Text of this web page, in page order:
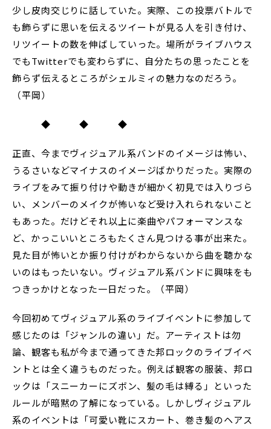
少し皮肉交じりに話していた。実際、この投票バトルで
も飾らずに思いを伝えるツイートが見る人を引き付け、
リツイートの数を伸ばしていった。場所がライブハウス
でもTwitterでも変わらずに、自分たちの思ったことを
飾らず伝えるところがシェルミィの魅力なのだろう。
（平岡）
◆ ◆ ◆
正直、今までヴィジュアル系バンドのイメージは怖い、
うるさいなどマイナスのイメージばかりだった。実際の
ライブをみて振り付けや動きが細かく初見では入りづら
い、メンバーのメイクが怖いなど受け入れられないこと
もあった。だけどそれ以上に楽曲やパフォーマンスな
ど、かっこいいところもたくさん見つける事が出来た。
見た目が怖いとか振り付けがわからないから曲を聴かな
いのはもったいない。ヴィジュアル系バンドに興味をも
つきっかけとなった一日だった。（平岡）
今回初めてヴィジュアル系のライブイベントに参加して
感じたのは「ジャンルの違い」だ。アーティストは勿
論、観客も私が今まで通ってきた邦ロックのライブイベ
ントとは全く違うものだった。例えば観客の服装、邦ロ
ックは「スニーカーにズボン、髪の毛は縛る」といった
ルールが暗黙の了解になっている。しかしヴィジュアル
系のイベントは「可愛い靴にスカート、巻き髪のヘアス